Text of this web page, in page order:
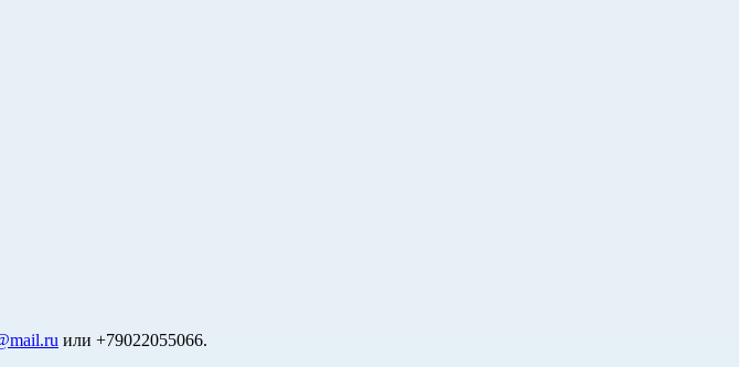
или +79022055066.